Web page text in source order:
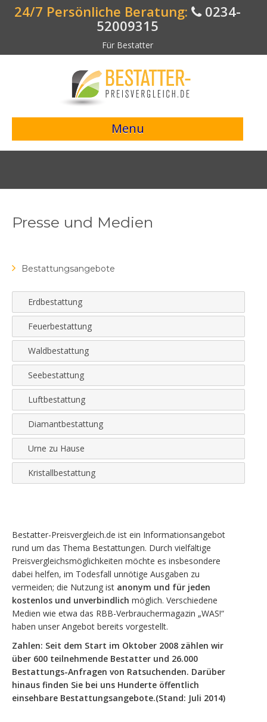
24/7 Persönliche Beratung:
0234-
52009315
Für Bestatter
Menu
> Preisvergleich starten <
Bestattungsvorsorge
Presse und Medien
Bestattungsangebote
Erdbestattung
Feuerbestattung
Waldbestattung
Seebestattung
Luftbestattung
Diamantbestattung
Urne zu Hause
Kristallbestattung
Bestatter-Preisvergleich.de ist ein Informationsangebot
rund um das Thema Bestattungen. Durch vielfältige
Preisvergleichsmöglichkeiten möchte es insbesondere
dabei helfen, im Todesfall unnötige Ausgaben zu
vermeiden; die Nutzung ist anonym und für jeden
kostenlos und unverbindlich möglich. Verschiedene
Medien wie etwa das RBB-Verbrauchermagazin „WAS!“
haben unser Angebot bereits vorgestellt.
Zahlen: Seit dem Start im Oktober 2008 zählen wir
über 600 teilnehmende Bestatter und 26.000
Bestattungs-Anfragen von Ratsuchenden. Darüber
hinaus finden Sie bei uns Hunderte öffentlich
einsehbare Bestattungsangebote.(Stand: Juli 2014)